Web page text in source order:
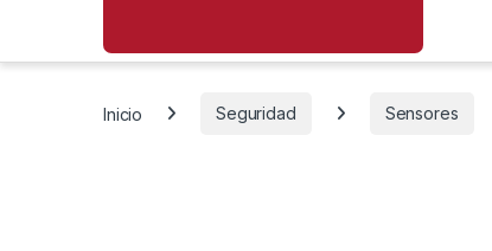
Inicio Seguridad Sensores